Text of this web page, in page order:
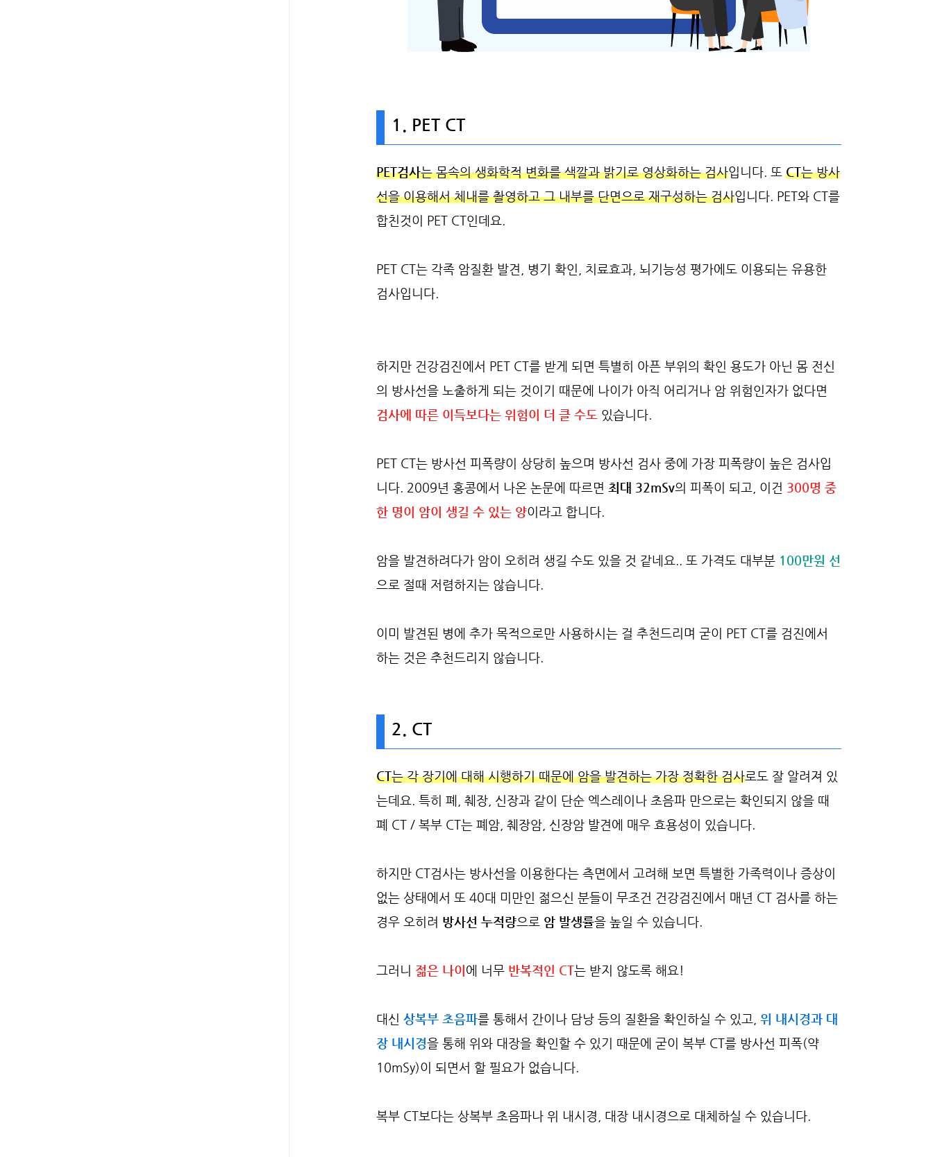
1. PET CT
PET검사는몸속의 생화학적 변화를 색깔과 밝기로 영상화하는 검사입니다. 또 CT는 방사
선을 이용해서 체내를 촬영하고 그 내부를 단면으로 재구성하는 검사입니다. PET와 CT를
합친것이 PET CT인데요.
PET CT는 각족 암질환 발견, 병기 확인, 치료효과, 뇌기능성 평가에도 이용되는 유용한
검사입니다.
하지만 건강검진에서 PET CT를 받게 되면 특별히 아픈 부위의 확인 용도가 아닌 몸 전신
의 방사선을 노출하게 되는 것이기 때문에 나이가 아직 어리거나 암 위험인자가 없다면
검사에 따른 이득보다는 위험이 더 클 수도 있습니다.
PET CT는 방사선 피폭량이 상당히 높으며 방사선 검사 중에 가장 피폭량이 높은 검사입
니다. 2009년 홍콩에서 나온 논문에 따르면 최대 32mSv의 피폭이 되고, 이건 300명 중
한 명이 암이 생길 수 있는 양이라고 합니다.
암을 발견하려다가 암이 오히려 생길 수도 있을 것 같네요.. 또 가격도 대부분 100만원 선
으로 절때 저렴하지는 않습니다.
이미 발견된 병에 추가 목적으로만 사용하시는 걸 추천드리며 굳이 PET CT를 검진에서
하는 것은 추천드리지 않습니다.
2. CT
CT는 각 장기에 대해 시행하기 때문에 암을 발견하는 가장 정확한 검사로도 잘 알려져 있
는데요. 특히 폐, 췌장, 신장과 같이 단순 엑스레이나 초음파 만으로는 확인되지 않을 때
폐 CT / 복부 CT는 폐암, 췌장암, 신장암 발견에 매우 효용성이 있습니다.
하지만 CT검사는 방사선을 이용한다는 측면에서 고려해 보면 특별한 가족력이나 증상이
없는 상태에서 또 40대 미만인 젊으신 분들이 무조건 건강검진에서 매년 CT 검사를 하는
경우 오히려 방사선 누적량으로 암 발생률을 높일 수 있습니다.
그러니 젊은 나이 에 너무 반복적인 CT는 받지 않도록 해요!
대신 상복부 초음파를 통해서 간이나 담낭 등의 질환을 확인하실 수 있고, 위 내시경과 대
장 내시경을 통해 위와 대장을 확인할 수 있기 때문에 굳이 복부 CT를 방사선 피폭(약
10mSy)이 되면서 할 필요가 없습니다.
복부 CT보다는 상복부 초음파나 위 내시경, 대장 내시경으로 대체하실 수 있습니다.